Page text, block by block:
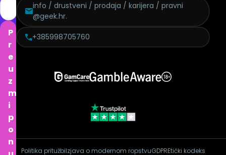
P
r
e
u
z
m
i
p
o
n
info / drustveni / prodaja / karijera / pravni
@geek.hr.
+385998705760
Politika pritužbiIzjava o modernom ropstvuGDPREtički kodeks